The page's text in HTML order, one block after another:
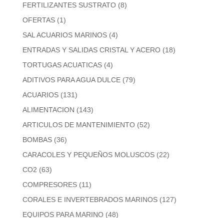
FERTILIZANTES SUSTRATO (8)
OFERTAS (1)
SAL ACUARIOS MARINOS (4)
ENTRADAS Y SALIDAS CRISTAL Y ACERO (18)
TORTUGAS ACUATICAS (4)
ADITIVOS PARA AGUA DULCE (79)
ACUARIOS (131)
ALIMENTACION (143)
ARTICULOS DE MANTENIMIENTO (52)
BOMBAS (36)
CARACOLES Y PEQUEÑOS MOLUSCOS (22)
CO2 (63)
COMPRESORES (11)
CORALES E INVERTEBRADOS MARINOS (127)
EQUIPOS PARA MARINO (48)